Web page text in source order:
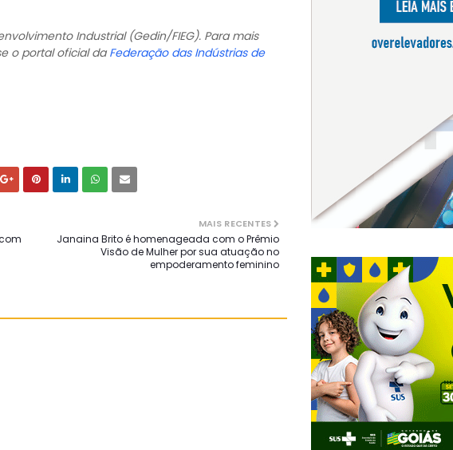
Industrial (Gedin/FIEG). Para mais
o portal oficial da Federação das Indústrias de
MAIS RECENTES
Janaina Brito é homenageada com o Prêmio
Visão de Mulher por sua atuação no
empoderamento feminino